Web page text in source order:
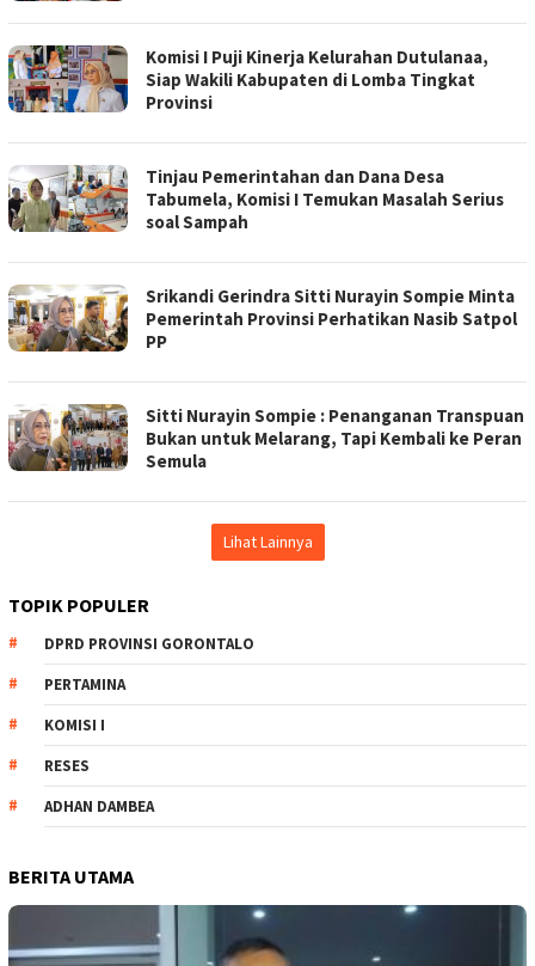
Komisi I Puji Kinerja Kelurahan Dutulanaa,
Siap Wakili Kabupaten di Lomba Tingkat
Provinsi
Tinjau Pemerintahan dan Dana Desa
Tabumela, Komisi I Temukan Masalah Serius
soal Sampah
Srikandi Gerindra Sitti Nurayin Sompie Minta
Pemerintah Provinsi Perhatikan Nasib Satpol
PP
Sitti Nurayin Sompie : Penanganan Transpuan
Bukan untuk Melarang, Tapi Kembali ke Peran
Semula
Lihat Lainnya
TOPIK POPULER
DPRD PROVINSI GORONTALO
PERTAMINA
KOMISI I
RESES
ADHAN DAMBEA
BERITA UTAMA